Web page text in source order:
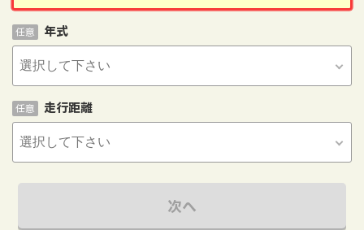
年式
任意
走行距離
任意
次へ